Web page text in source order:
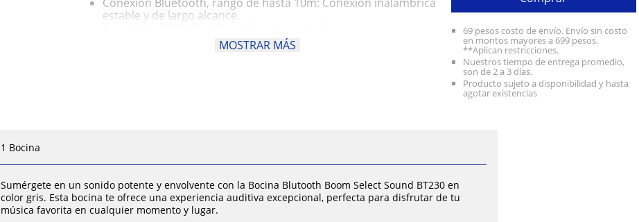
estable y de largo alcance.
EQ (Ecualizador): Ajusta el sonido a tu gusto.
MOSTRAR MÁS
69 pesos costo de envío. Envío sin costo
en montos mayores a 699 pesos.
**Aplican restricciones.
Nuestros tiempo de entrega promedio,
son de 2 a 3 días.
Producto sujeto a disponibilidad y hasta
agotar existencias
1 Bocina
Sumérgete en un sonido potente y envolvente con la Bocina Blutooth Boom Select Sound BT230 en
color gris. Esta bocina te ofrece una experiencia auditiva excepcional, perfecta para disfrutar de tu
música favorita en cualquier momento y lugar.